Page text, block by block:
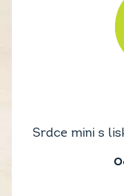
Srdce mini s